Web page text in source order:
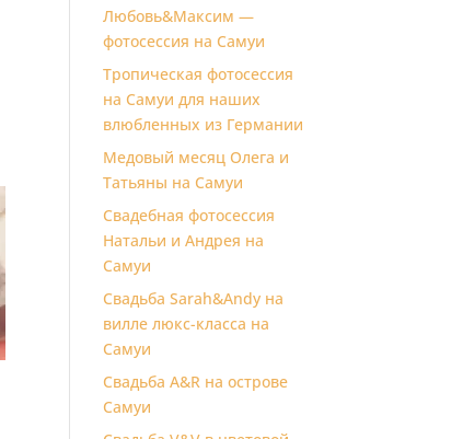
Любовь&Максим —
фотосессия на Самуи
Тропическая фотосессия
на Самуи для наших
влюбленных из Германии
Медовый месяц Олега и
Татьяны на Самуи
Свадебная фотосессия
Натальи и Андрея на
Самуи
Свадьба Sarah&Andy на
вилле люкс-класса на
Самуи
Свадьба A&R на острове
Самуи